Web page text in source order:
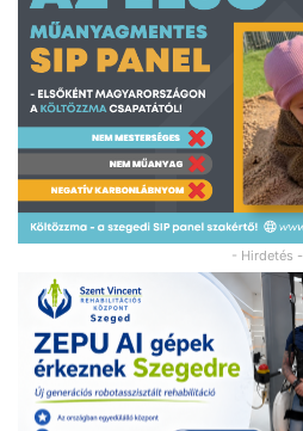
- Hirdetés -